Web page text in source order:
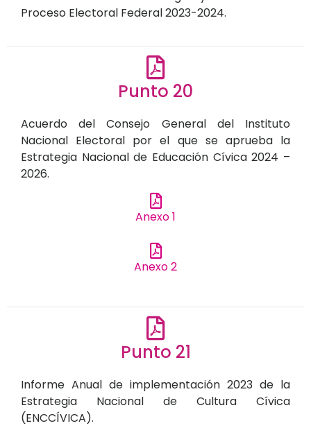
Proceso Electoral Federal 2023-2024.
Punto 20
Acuerdo del Consejo General del Instituto
Nacional Electoral por el que se aprueba la
Estrategia Nacional de Educación Cívica 2024 –
2026.
Anexo 1
Anexo 2
Punto 21
Informe Anual de implementación 2023 de la
Estrategia Nacional de Cultura Cívica
(ENCCÍVICA).